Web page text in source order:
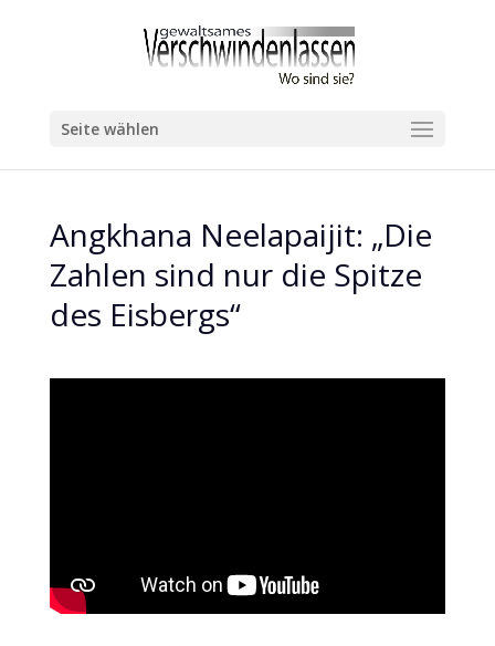
Seite wählen
Angkhana Neelapaijit: „Die
Zahlen sind nur die Spitze
des Eisbergs“